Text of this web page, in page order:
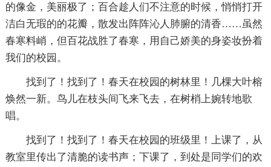
的像金，美丽极了；百合趁人们不注意的时候，悄悄打开
洁白无瑕的的花瓣，散发出阵阵沁人肺腑的清香……虽然
春寒料峭，但百花战胜了春寒，用自己娇美的身姿妆扮着
我们的校园。
找到了！找到了！春天在校园的树林里！几棵大叶榕
焕然一新。鸟儿在枝头间飞来飞去，在树梢上婉转地歌
唱。
找到了！找到了！春天在校园的班级里！上课了，从
教室里传出了清脆的读书声；下课了，到处是同学们的欢